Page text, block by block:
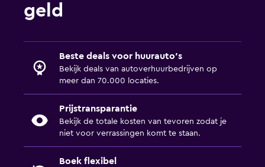
geld
Beste deals voor huurauto's
Bekijk deals van autoverhuurbedrijven op
meer dan 70.000 locaties.
Prijstransparantie
Bekijk de totale kosten van tevoren zodat je
niet voor verrassingen komt te staan.
Boek flexibel